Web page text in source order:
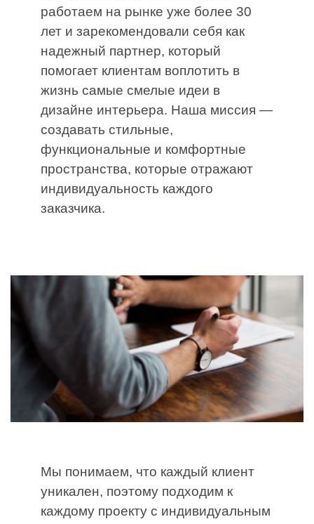
работаем на рынке уже более 30
лет и зарекомендовали себя как
надежный партнер, который
помогает клиентам воплотить в
жизнь самые смелые идеи в
дизайне интерьера. Наша миссия —
создавать стильные,
функциональные и комфортные
пространства, которые отражают
индивидуальность каждого
заказчика.
Мы понимаем, что каждый клиент
уникален, поэтому подходим к
каждому проекту с индивидуальным